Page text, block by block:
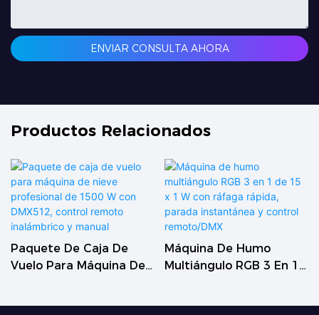
ENVIAR CONSULTA AHORA
Productos Relacionados
Paquete De Caja De
Vuelo Para Máquina De
Máquina De Humo
Multiángulo RGB 3 En 1